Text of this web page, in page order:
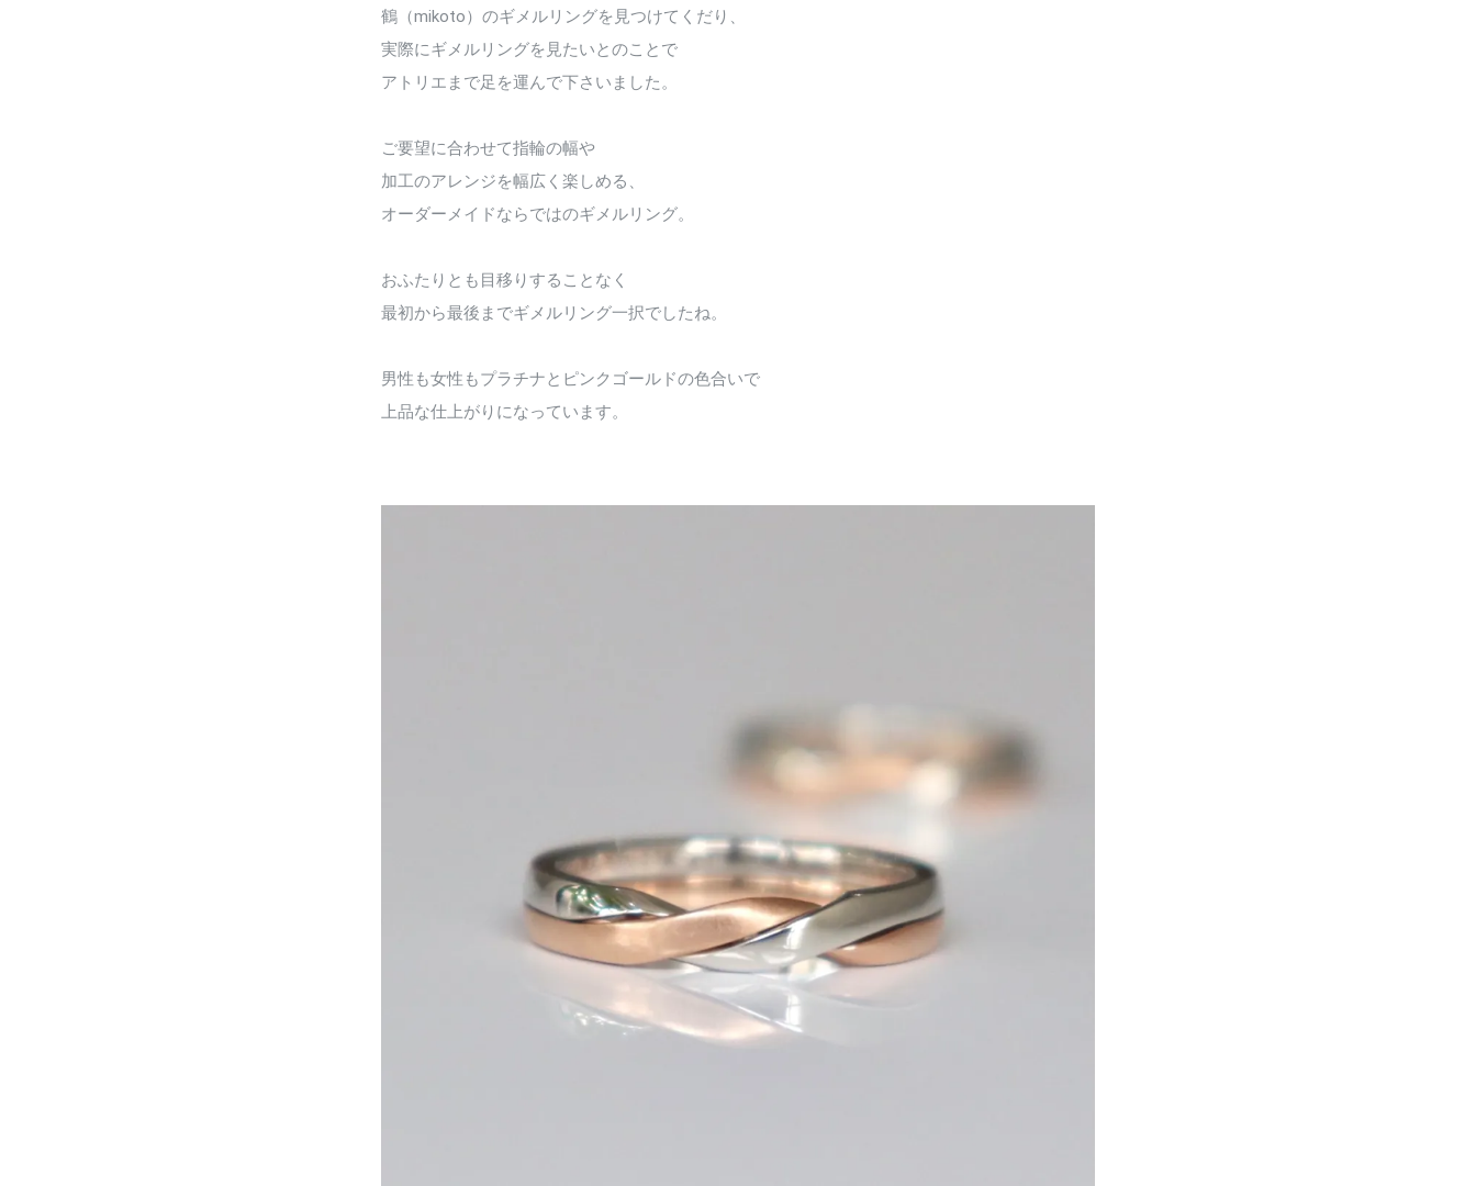
鶴（mikoto）のギメルリングを見つけてくだり、
実際にギメルリングを見たいとのことで
アトリエまで足を運んで下さいました。
ご要望に合わせて指輪の幅や
加工のアレンジを幅広く楽しめる、
オーダーメイドならではのギメルリング。
おふたりとも目移りすることなく
最初から最後までギメルリング一択でしたね。
男性も女性もプラチナとピンクゴールドの色合いで
上品な仕上がりになっています。